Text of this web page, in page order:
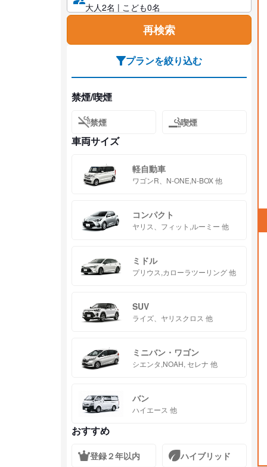
再検索
プランを絞り込む
禁煙/喫煙
禁煙 喫煙
車両サイズ
軽自動車
ワゴンR、N-ONE,N-BOX 他
コンパクト
ヤリス、フィット,ルーミー 他
ミドル
プリウス,カローラツーリング 他
SUV
ライズ、ヤリスクロス 他
ミニバン・ワゴン
シエンタ,NOAH, セレナ 他
バン
ハイエース 他
おすすめ
登録２年以内 ハイブリッド